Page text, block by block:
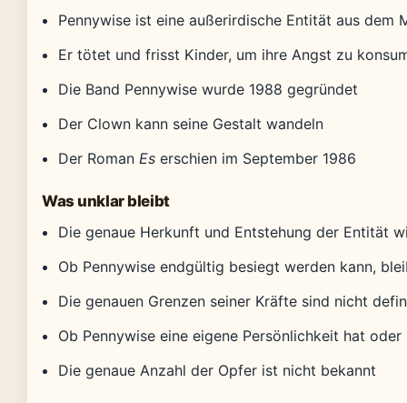
Pennywise ist eine außerirdische Entität aus dem
Er tötet und frisst Kinder, um ihre Angst zu
Die Band Pennywise wurde 1988 gegründet
Der Clown kann seine Gestalt wandeln
Der RomanEs erschien im September 1986
Was unklar bleibt
Die genaue Herkunft und Entstehung der Entität
Ob Pennywise endgültig besiegt werden kann,
Die genauen Grenzen seiner Kräfte sind nicht
Ob Pennywise eine eigene Persönlichkeit hat
Die genaue Anzahl der Opfer ist nicht bekannt